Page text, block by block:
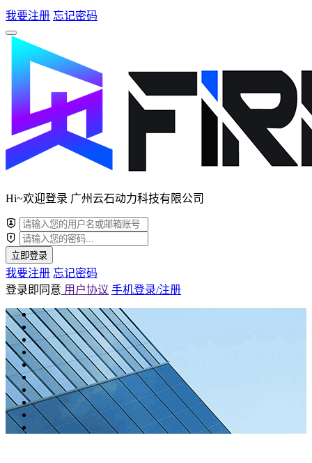
我要注册 忘记密码
Hi~欢迎登录 广州云石动力科技有限公司
立即登录
我要注册 忘记密码
登录即同意 用户协议 手机登录/注册